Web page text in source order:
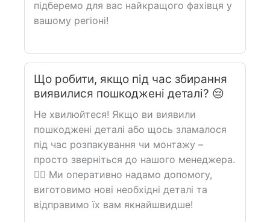
підберемо для вас найкращого фахівця у
вашому регіоні!
Що робити, якщо під час збирання
виявилися пошкоджені деталі? 😔
Не хвилюйтеся! Якщо ви виявили
пошкоджені деталі або щось зламалося
під час розпакування чи монтажу –
просто зверніться до нашого менеджера.
🙋‍♀️ Ми оперативно надамо допомогу,
виготовимо нові необхідні деталі та
відправимо їх вам якнайшвидше!